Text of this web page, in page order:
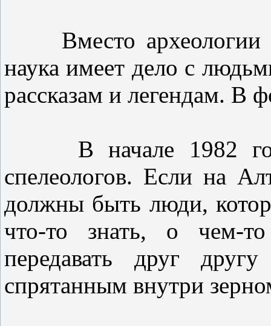
Вместо археологии я
наука имеет дело с
рассказам и легендам. В
В начале 1982 года
спелеологов. Если на
должны быть люди,
что-то знать, о чем-
передавать друг
спрятанным внутри